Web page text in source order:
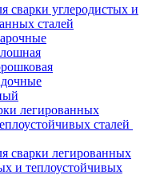
сварки углеродистых и
сталей
легированных
сталей
сварки легированных
и теплоустойчивых